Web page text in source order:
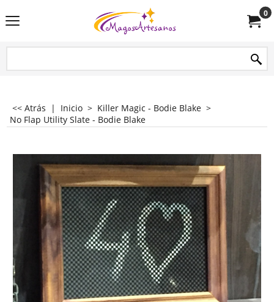
0
<< Atrás | Inicio > Killer Magic - Bodie Blake >
No Flap Utility Slate - Bodie Blake